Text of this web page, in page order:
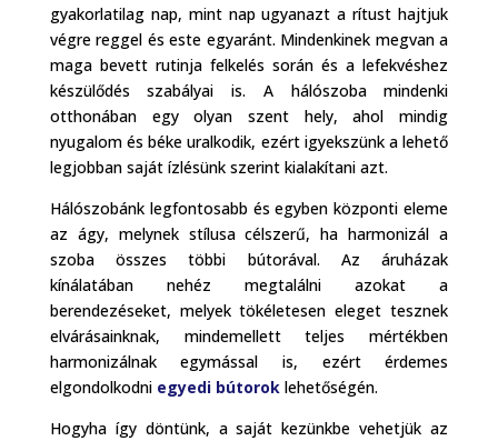
gyakorlatilag nap, mint nap ugyanazt a rítust hajtjuk
végre reggel és este egyaránt. Mindenkinek megvan a
maga bevett rutinja felkelés során és a lefekvéshez
készülődés szabályai is. A hálószoba mindenki
otthonában egy olyan szent hely, ahol mindig
nyugalom és béke uralkodik, ezért igyekszünk a lehető
legjobban saját ízlésünk szerint kialakítani azt.
Hálószobánk legfontosabb és egyben központi eleme
az ágy, melynek stílusa célszerű, ha harmonizál a
szoba összes többi bútorával. Az áruházak
kínálatában nehéz megtalálni azokat a
berendezéseket, melyek tökéletesen eleget tesznek
elvárásainknak, mindemellett teljes mértékben
harmonizálnak egymással is, ezért érdemes
elgondolkodni egyedi bútoroklehetőségén.
Hogyha így döntünk, a saját kezünkbe vehetjük az